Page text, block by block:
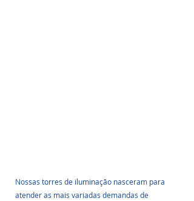
Nossas torres de iluminação nasceram para
atender as mais variadas demandas de